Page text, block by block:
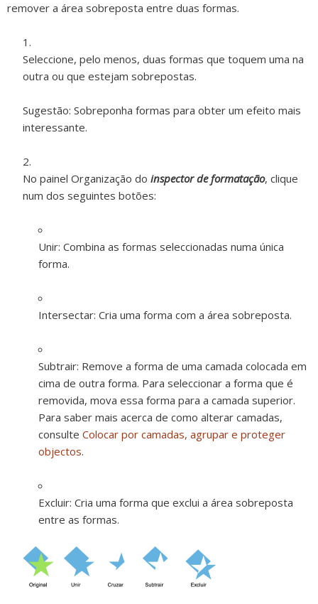
remover a área sobreposta entre duas formas.
Seleccione, pelo menos, duas formas que toquem uma na
outra ou que estejam sobrepostas.
Sugestão: Sobreponha formas para obter um efeito mais
interessante.
No painel Organização do inspector de formatação, clique
num dos seguintes botões:
Unir: Combina as formas seleccionadas numa única
forma.
Intersectar: Cria uma forma com a área sobreposta.
Subtrair: Remove a forma de uma camada colocada em
cima de outra forma. Para seleccionar a forma que é
removida, mova essa forma para a camada superior.
Para saber mais acerca de como alterar camadas,
consulte Colocar por camadas, agrupar e proteger
objectos.
Excluir: Cria uma forma que exclui a área sobreposta
entre as formas.